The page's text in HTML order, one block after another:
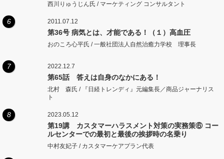
西川りゅうじん氏 / マーケティング コンサルタント
6 2011.07.12
第36号 病気とは、才能である！（１）高血圧
おのころ心平氏 / 一般社団法人自然治癒力学校 理事長
7 2022.12.7
第65話 答えは自身のなかにある！
北村 森氏 / 『日経トレンディ』元編集長／商品ジャーナリス
ト
8 2023.05.12
第19講 カスタマーハラスメント対策の実務策⑥ コー
ルセンターでの最初と最後の挨拶時の名乗り
中村友妃子 / カスタマーケアプラン代表